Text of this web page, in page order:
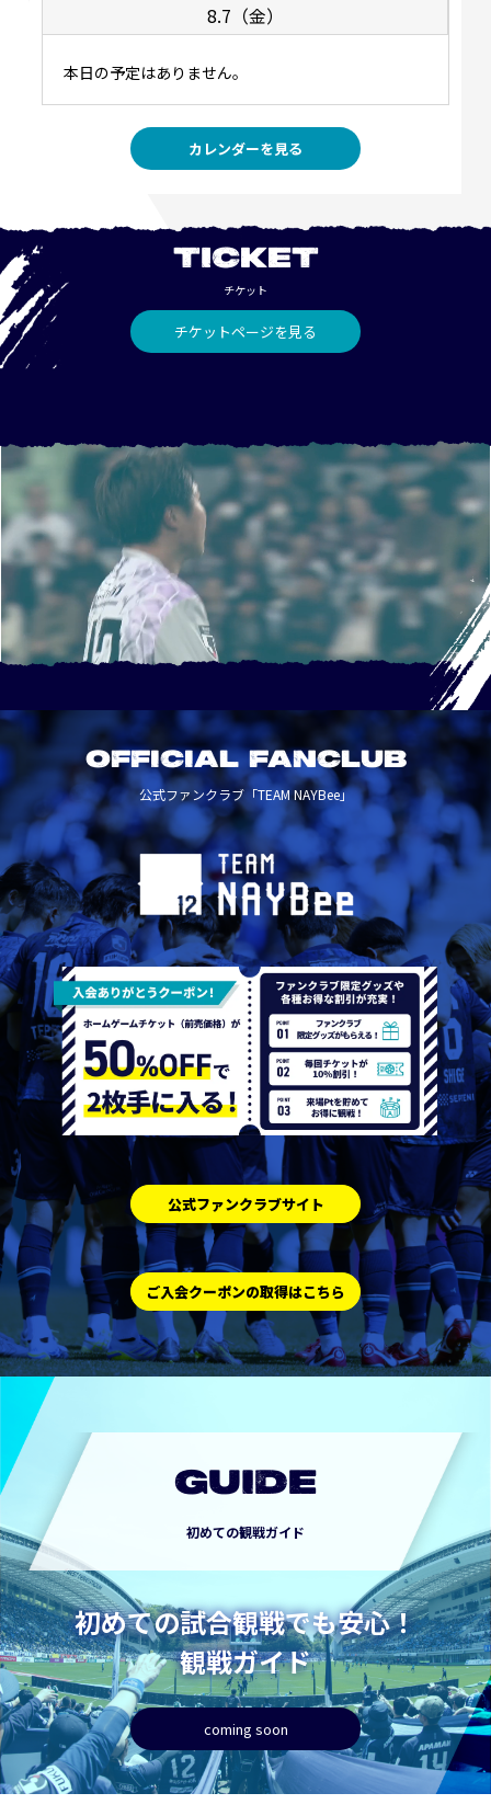
8.7（金）
本日の予定はありません。
カレンダーを見る
TICKET
チケット
チケットページを見る
OFFICIAL FANCLUB
公式ファンクラブ「TEAM NAYBee」
公式ファンクラブサイト
ご入会クーポンの取得はこちら
GUIDE
初めての観戦ガイド
初めての試合観戦でも安心！
観戦ガイド
coming soon